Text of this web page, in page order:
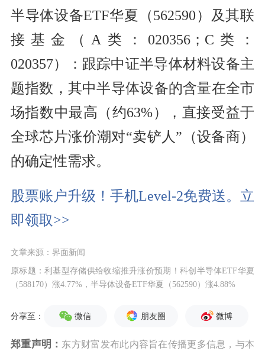
半导体设备ETF华夏（562590）及其联
接基金（A类：020356；C类：
020357）：跟踪中证半导体材料设备主
题指数，其中半导体设备的含量在全市
场指数中最高（约63%），直接受益于
全球芯片涨价潮对“卖铲人”（设备商）
的确定性需求。
股票账户升级！手机Level-2免费送。立
即领取>>
文章来源：界面新闻
原标题：利基型存储供给收缩推升涨价预期！科创半导体ETF华夏
（588170）涨4.77%，半导体设备ETF华夏（562590）涨4.88%
分享至： 微信 朋友圈 微博
郑重声明： 东方财富发布此内容旨在传播更多信息，与本